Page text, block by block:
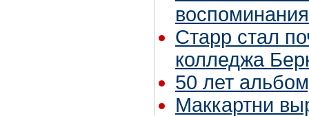
Старр стал
колледжа
50 лет
Маккартни